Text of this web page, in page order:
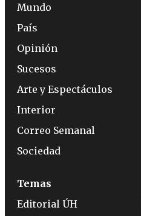
Mundo
País
Opinión
Sucesos
Arte y Espectáculos
Interior
Correo Semanal
Sociedad
Temas
Editorial ÚH